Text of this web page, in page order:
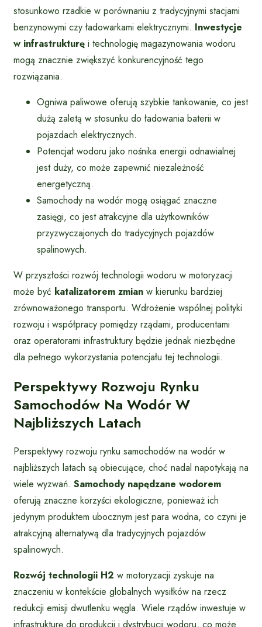
stosunkowo rzadkie w porównaniu z tradycyjnymi stacjami
benzynowymi czy ładowarkami elektrycznymi. Inwestycje
w infrastrukturę i technologię magazynowania wodoru
mogą znacznie zwiększyć konkurencyjność tego
rozwiązania.
Ogniwa paliwowe oferują szybkie tankowanie, co jest
dużą zaletą w stosunku do ładowania baterii w
pojazdach elektrycznych.
Potencjał wodoru jako nośnika energii odnawialnej
jest duży, co może zapewnić niezależność
energetyczną.
Samochody na wodór mogą osiągać znaczne
zasięgi, co jest atrakcyjne dla użytkowników
przyzwyczajonych do tradycyjnych pojazdów
spalinowych.
W przyszłości rozwój technologii wodoru w motoryzacji
może być katalizatorem zmian w kierunku bardziej
zrównoważonego transportu. Wdrożenie wspólnej polityki
rozwoju i współpracy pomiędzy rządami, producentami
oraz operatorami infrastruktury będzie jednak niezbędne
dla pełnego wykorzystania potencjału tej technologii.
Perspektywy Rozwoju Rynku
Samochodów Na Wodór W
Najbliższych Latach
Perspektywy rozwoju rynku samochodów na wodór w
najbliższych latach są obiecujące, choć nadal napotykają na
wiele wyzwań. Samochody napędzane wodorem
oferują znaczne korzyści ekologiczne, ponieważ ich
jedynym produktem ubocznym jest para wodna, co czyni je
atrakcyjną alternatywą dla tradycyjnych pojazdów
spalinowych.
Rozwój technologii H2 w motoryzacji zyskuje na
znaczeniu w kontekście globalnych wysiłków na rzecz
redukcji emisji dwutlenku węgla. Wiele rządów inwestuje w